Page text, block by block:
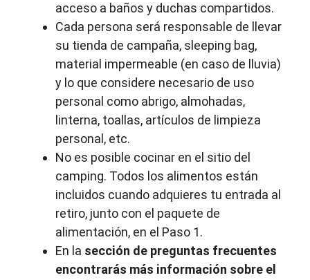
acceso a baños y duchas compartidos.
Cada persona será responsable de llevar
su tienda de campaña, sleeping bag,
material impermeable (en caso de lluvia)
y lo que considere necesario de uso
personal como abrigo, almohadas,
linterna, toallas, artículos de limpieza
personal, etc.
No es posible cocinar en el sitio del
camping. Todos los alimentos están
incluidos cuando adquieres tu entrada al
retiro, junto con el paquete de
alimentación, en el Paso 1.
En la sección de preguntas frecuentes
encontrarás más información sobre el